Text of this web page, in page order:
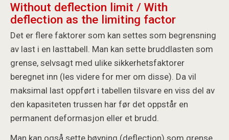
Without deflection limit / With
deflection as the limiting factor
Det er flere faktorer som kan settes som begrensning
av last i en lasttabell. Man kan sette bruddlasten som
grense, selvsagt med ulike sikkerhetsfaktorer
beregnet inn (les videre for mer om disse). Da vil
maksimal last oppført i tabellen tilsvare en viss del av
den kapasiteten trussen har før det oppstår en
permanent deformasjon eller et brudd.
Man kan også sette bøyning (deflection) som grense.